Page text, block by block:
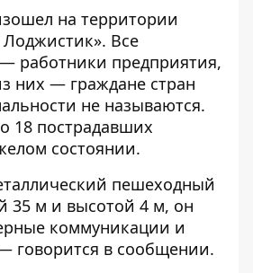
на территории
Все
работники предприятия,
них — граждане стран
не называются.
18 пострадавших
состоянии.
пешеходный
35 м и высотой 4 м, он
коммуникации и
говорится в сообщении.